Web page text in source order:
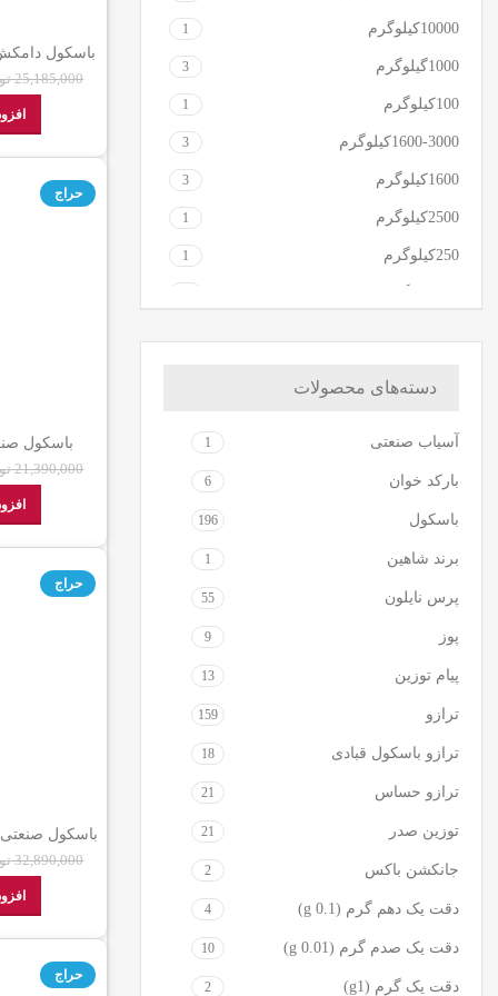
10000کیلوگرم 1
1000گیلوگرم 3
100کیلوگرم 1
1600-3000کیلوگرم 3
1600کیلوگرم 3
2500کیلوگرم 1
250کیلوگرم 1
550کیلوگرم
750کیلوگرم
دسته‌های محصولات
آسیاب صنعتی 1
بارکد خوان 6
باسکول 196
برند شاهین 1
پرس نایلون 55
پوز 9
پیام توزین 13
ترازو 159
ترازو باسکول قبادی 18
ترازو حساس 21
توزین صدر 21
جانکشن باکس 2
دقت یک دهم گرم (g 0.1) 4
دقت یک صدم گرم (g 0.01) 10
دقت یک گرم (g1) 2
25,185,000
حراج
دیجیتالی
21,390,000
حراج
32,890,000
حراج